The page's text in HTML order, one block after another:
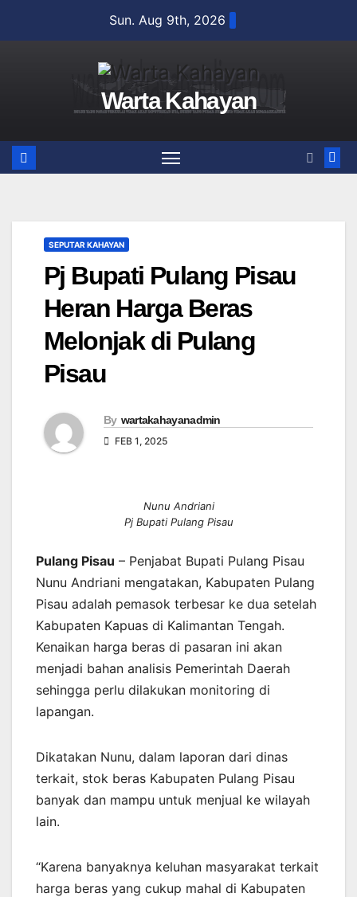
Sun. Aug 9th, 2026
Warta Kahayan
SEPUTAR KAHAYAN
Pj Bupati Pulang Pisau
Heran Harga Beras
Melonjak di Pulang
Pisau
By wartakahayanadmin
FEB 1, 2025
Nunu Andriani
Pj Bupati Pulang Pisau
Pulang Pisau – Penjabat Bupati Pulang Pisau
Nunu Andriani mengatakan, Kabupaten Pulang
Pisau adalah pemasok terbesar ke dua setelah
Kabupaten Kapuas di Kalimantan Tengah.
Kenaikan harga beras di pasaran ini akan
menjadi bahan analisis Pemerintah Daerah
sehingga perlu dilakukan monitoring di
lapangan.
Dikatakan Nunu, dalam laporan dari dinas
terkait, stok beras Kabupaten Pulang Pisau
banyak dan mampu untuk menjual ke wilayah
lain.
“Karena banyaknya keluhan masyarakat terkait
harga beras yang cukup mahal di Kabupaten